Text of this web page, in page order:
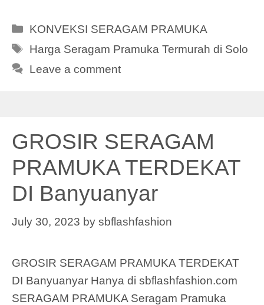
Categories
KONVEKSI SERAGAM PRAMUKA
Tags
Harga Seragam Pramuka Termurah di Solo
Leave a comment
GROSIR SERAGAM
PRAMUKA TERDEKAT
DI Banyuanyar
July 30, 2023 by sbflashfashion
GROSIR SERAGAM PRAMUKA TERDEKAT
DI Banyuanyar Hanya di sbflashfashion.com
SERAGAM PRAMUKA Seragam Pramuka